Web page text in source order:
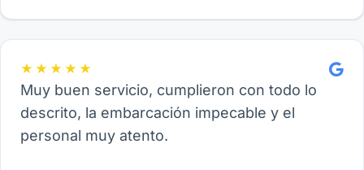
★★★★★
Muy buen servicio, cumplieron con todo lo
descrito, la embarcación impecable y el
personal muy atento.